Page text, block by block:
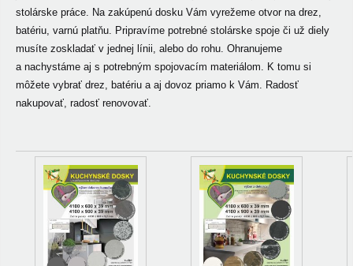
stolárske práce. Na zakúpenú dosku Vám vyrežeme otvor na drez,
batériu, varnú platňu. Pripravíme potrebné stolárske spoje či už diely
musíte zoskladať v jednej línii, alebo do rohu. Ohranujeme
a nachystáme aj s potrebným spojovacím materiálom. K tomu si
môžete vybrať drez, batériu a aj dovoz priamo k Vám. Radosť
nakupovať, radosť renovovať.